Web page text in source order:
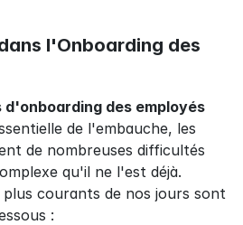
l'Onboarding des
d'onboarding des employés
de l'embauche, les
de nombreuses difficultés
qu'il ne l'est déjà.
plus courants de nos jours sont
: